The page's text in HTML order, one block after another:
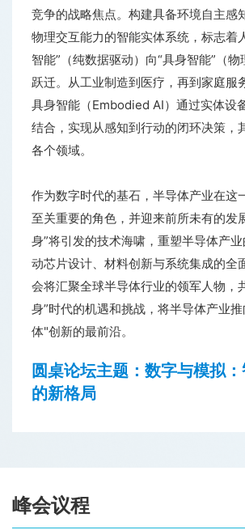
竞争的战略焦点。构建具备环境自主感
物理交互能力的智能实体系统，标志着
智能”（纯数据驱动）向“具身智能”（
跃迁。从工业制造到医疗，再到家庭服
具身智能（Embodied AI）通过实体设
结合，实现从感知到行动的闭环决策，
各个领域。
作为数字时代的基石，半导体产业在这
至关重要的角色，并迎来前所未有的发
身”将引发的技术海啸，重塑半导体产
动芯片设计、材料创新与系统集成的全
会将汇聚全球半导体行业的领军人物，
身”时代的机遇和挑战，将半导体产业
体"创新的最前沿。
圆桌论坛主题：数字与模拟
的新格局
峰会议程